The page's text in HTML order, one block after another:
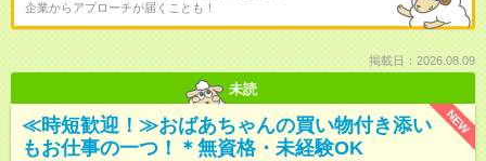
企業からアプローチが届くことも！
掲載日：2026.08.09
未読
NEW
≪時短歓迎！≫おばあちゃんの買い物付き添い
もお仕事の一つ！＊無資格・未経験OK